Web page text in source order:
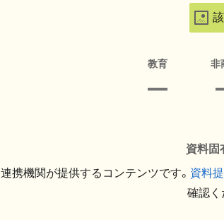
教育 非
資料固
連携機関が提供するコンテンツです。 資料
確認く